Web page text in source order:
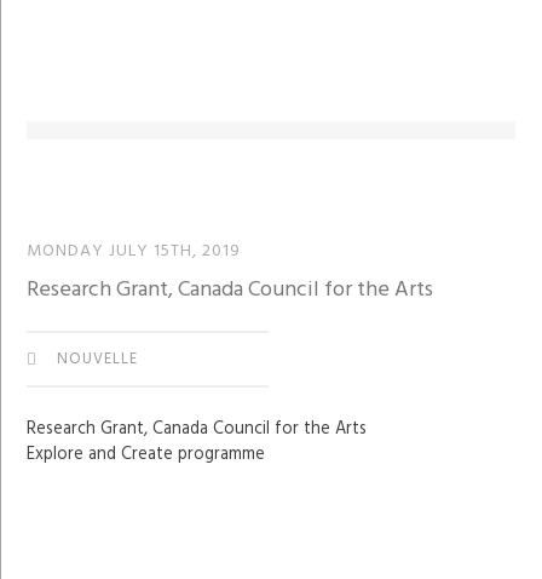
MONDAY JULY 15TH, 2019
Research Grant, Canada Council for the Arts
NOUVELLE
Research Grant, Canada Council for the Arts
Explore and Create programme